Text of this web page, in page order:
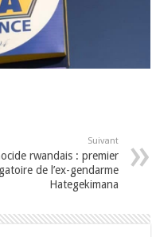
Suivant
rwandais : premier
de l’ex-gendarme
Hategekimana